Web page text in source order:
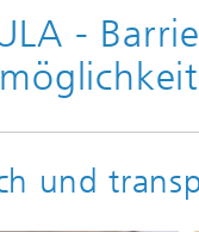
-
und